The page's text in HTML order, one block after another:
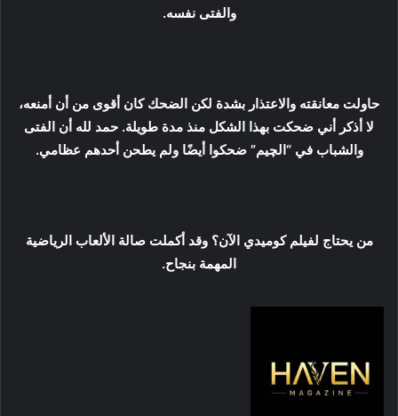
والفتى نفسه.
حاولت معانقته والاعتذار بشدة لكن الضحك كان أقوى من أن أمنعه،
لا أذكر أني ضحكت بهذا الشكل منذ مدة طويلة. حمد لله أن الفتى
والشباب في “الچيم” ضحكوا أيضًا ولم يطحن أحدهم عظامي.
من يحتاج لفيلم كوميدي الآن؟ وقد أكملت صالة الألعاب الرياضية
المهمة بنجاح.